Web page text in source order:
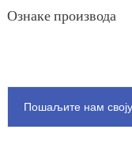
Ознаке производа
Пошаљите нам